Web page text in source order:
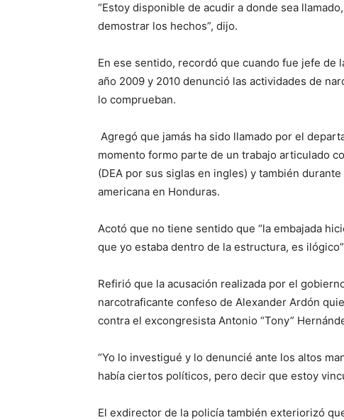
“Estoy disponible de acudir a donde sea
demostrar los hechos”, dijo.
En ese sentido, recordó que cuando fue jefe de
año 2009 y 2010 denunció las actividades de
lo comprueban.
Agregó que jamás ha sido llamado por el
momento formo parte de un trabajo articulado
(DEA por sus siglas en ingles) y también
americana en Honduras.
Acotó que no tiene sentido que “la embajada
que yo estaba dentro de la estructura, es
Refirió que la acusación realizada por el
narcotraficante confeso de Alexander Ardón
contra el excongresista Antonio “Tony”
“Yo lo investigué y lo denuncié ante los altos
había ciertos políticos, pero decir que estoy
El exdirector de la policía también exteriorizó